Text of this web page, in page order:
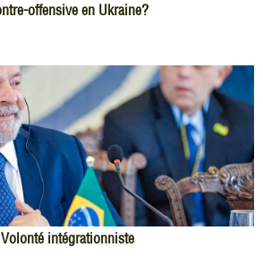
offensive en Ukraine?
Volonté intégrationniste